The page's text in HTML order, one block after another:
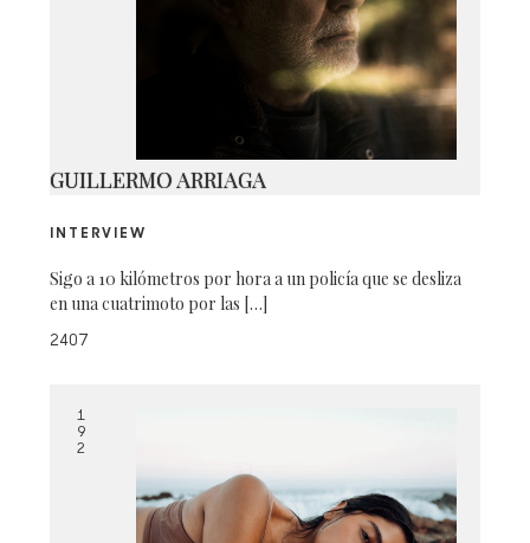
16
GUILLERMO ARRIAGA
INTERVIEW
Sigo a 10 kilómetros por hora a un policía que se desliza
en una cuatrimoto por las […]
2407
1
9
2